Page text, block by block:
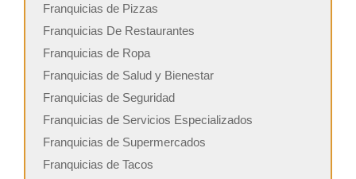
Franquicias de Pizzas
Franquicias De Restaurantes
Franquicias de Ropa
Franquicias de Salud y Bienestar
Franquicias de Seguridad
Franquicias de Servicios Especializados
Franquicias de Supermercados
Franquicias de Tacos